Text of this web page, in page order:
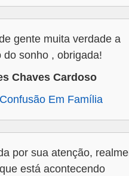
gente muita verdade a
do sonho , obrigada!
Chaves Cardoso
Em Família
por sua atenção,
está acontecendo